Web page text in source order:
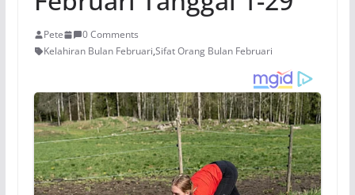
Pete
0 Comments
Kelahiran Bulan Februari,Sifat Orang Bulan Februari